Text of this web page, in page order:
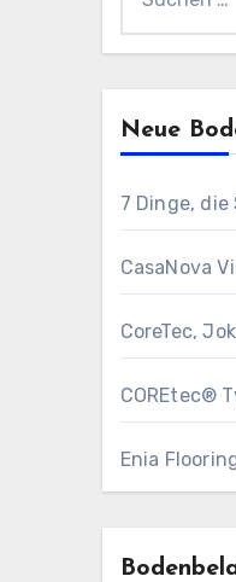
nach:
Neue
7 Dinge, die
CasaNova
CoreTec,
COREtec®
Enia